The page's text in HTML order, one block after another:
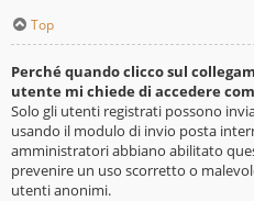
Top
Perché quando clicco sul
utente mi chiede di accedere
Solo gli utenti registrati possono
usando il modulo di invio posta
amministratori abbiano abilitato
prevenire un uso scorretto o
utenti anonimi.